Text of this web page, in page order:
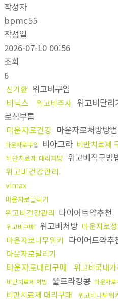
작성자
bpmc55
작성일
2026-07-10 00:56
조회
6
신기환 위고비구입
비닉스
위고비주사 위고비달리
로심부름
마운자로건강 마운자로처방방법
마운자로구입 비아그라 비만치료제
비만치료제 대리처방 위고비직구방
위고비건강관리
vimax
마운자로달리기
위고비건강관리 다이어트약추천
위고비구매 위고비처방 마운자로
마운자로나무위키 다이어트약추
마운자로달리기
마운자로대리구매 위고비국내가
비만치료제 처방 울트라킹콩 마운자
비만치료제 대리구매 위고비나무위